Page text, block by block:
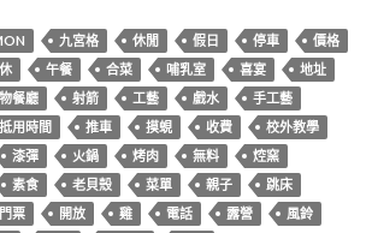
九宮格 休閒 假日 停車
價格
午餐 合菜 哺乳室 喜宴
地址
餐廳 射箭 工藝 戲水
手工藝
抵用時間 推車 摸蜆 收費
校外教學
漆彈 火鍋 烤肉 無料
焢窯
素食 老貝殼 菜單 親子
跳床
門票 開放 雞 電話 露營
風鈴